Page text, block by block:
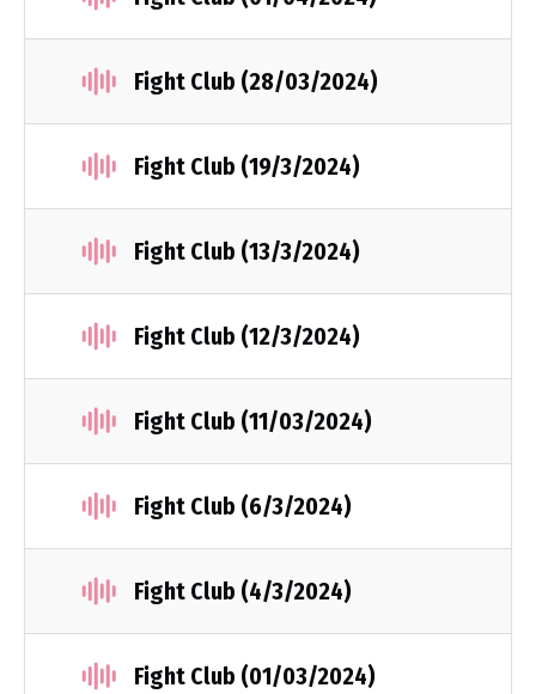
Fight Club (28/03/2024)
Fight Club (19/3/2024)
Fight Club (13/3/2024)
Fight Club (12/3/2024)
Fight Club (11/03/2024)
Fight Club (6/3/2024)
Fight Club (4/3/2024)
Fight Club (01/03/2024)